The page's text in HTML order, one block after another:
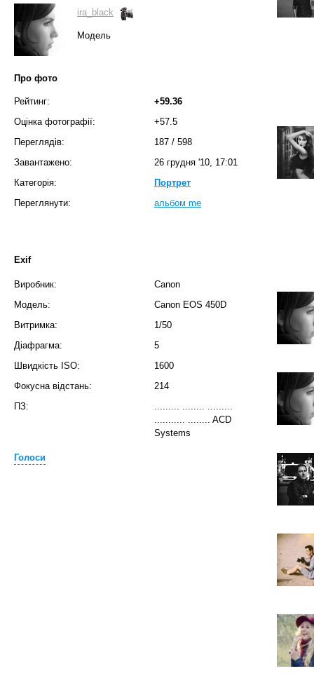
ira_black
Модель
Про фото
Рейтинг:
+59.36
Оцінка фотографії:
+57.5
Переглядів:
187 / 598
Завантажено:
26 грудня '10, 17:01
Категорія:
Портрет
Переглянути:
альбом me
Exif
Виробник:
Canon
Модель:
Canon EOS 450D
Витримка:
1/50
Діафрагма:
5
Швидкість ISO:
1600
Фокусна відстань:
214
ПЗ:
......... ........ .........
........... ........ ACD
Systems
Голоси